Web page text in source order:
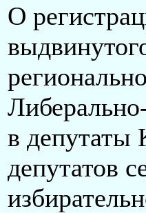
О
в депутаты
депутатов